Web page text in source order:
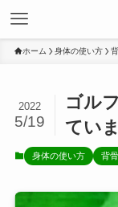
ホーム 身体の使い方
ゴル
てい
2022
5/19
身体の使い方 背